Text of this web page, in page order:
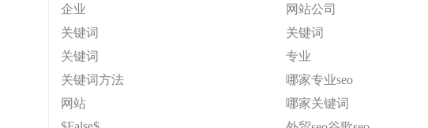
企业
网站公司
关键词
关键词
关键词
专业
关键词方法
哪家专业seo
网站
哪家关键词